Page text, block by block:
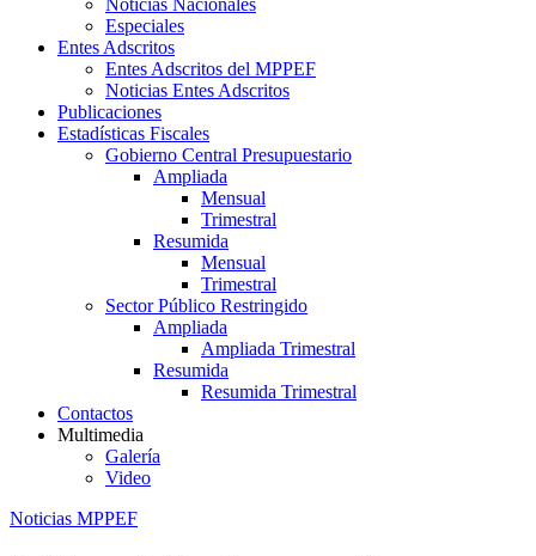
Noticias Nacionales
Especiales
Entes Adscritos
Entes Adscritos del MPPEF
Noticias Entes Adscritos
Publicaciones
Estadísticas Fiscales
Gobierno Central Presupuestario
Ampliada
Mensual
Trimestral
Resumida
Mensual
Trimestral
Sector Público Restringido
Ampliada
Ampliada Trimestral
Resumida
Resumida Trimestral
Contactos
Multimedia
Galería
Video
Noticias MPPEF